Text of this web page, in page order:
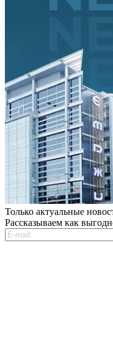
Только актуальные
Рассказываем как